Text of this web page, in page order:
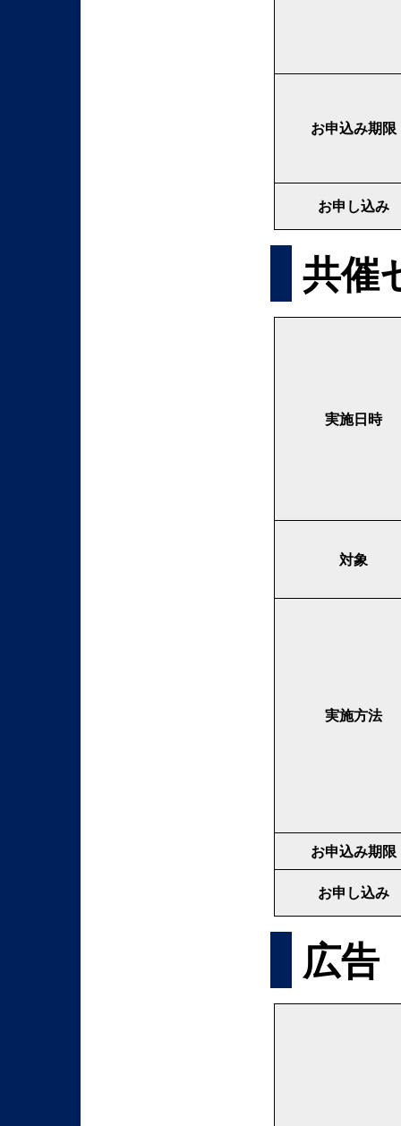
お申込み期限
お申し込み
共催
実施日時
対象
実施方法
お申込み期限
お申し込み
広告